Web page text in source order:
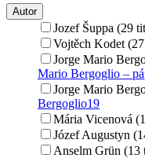
Autor
Jozef Šuppa (29
Vojtěch Kodet
Jorge Mario
Mario Bergoglio –
Jorge Mario
Bergoglio19
Mária Vicenová
Józef Augustyn
Anselm Grün (13